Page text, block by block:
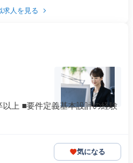
求人を見る
上 ■要件定義基本設計の経験
気になる